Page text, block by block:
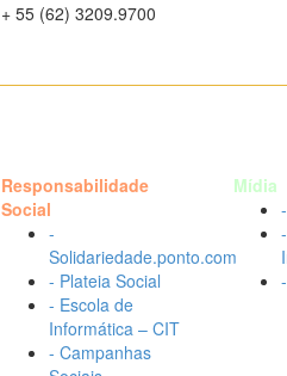
+ 55 (62) 3209.9700
Responsabilidade
Social
-
Solidariedade.ponto.com
- Plateia Social
- Escola de
Informática – CIT
- Campanhas
Mídia